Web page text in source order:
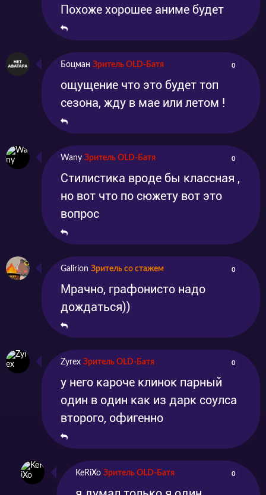
Похоже хорошее аниме будет
Боцман Зритель OLD-Батя 0
ощущение что это будет топ
сезона, жду в мае или летом !
Wany Зритель OLD-Батя 0
Стилистика вроде бы классная ,
но вот что по сюжету вот это
вопрос
Galirion Зритель со стажем 0
Мрачно, графонисто надо
дождаться))
Zyrex Зритель OLD-Батя 0
у него кароче клинок парный
один в один как из дарк соулса
второго, офигенно
KeRiXo Зритель OLD-Батя 0